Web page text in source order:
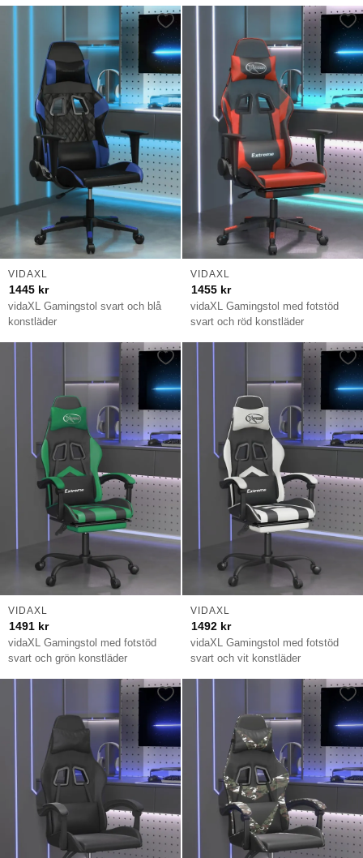
vidaXL Gamingstol svart och blå
konstläder
VIDAXL
1445 kr
vidaXL Gamingstol med fotstöd
svart och röd konstläder
VIDAXL
1455 kr
vidaXL Gamingstol med fotstöd
svart och grön konstläder
VIDAXL
1491 kr
vidaXL Gamingstol med fotstöd
svart och vit konstläder
VIDAXL
1492 kr